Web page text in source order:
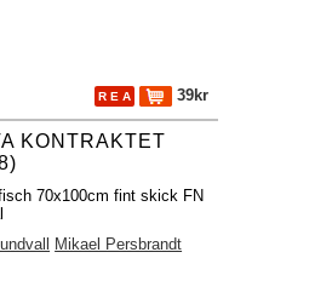
R E A 39kr
KONTRAKTET
70x100cm fint skick FN
Mikael Persbrandt